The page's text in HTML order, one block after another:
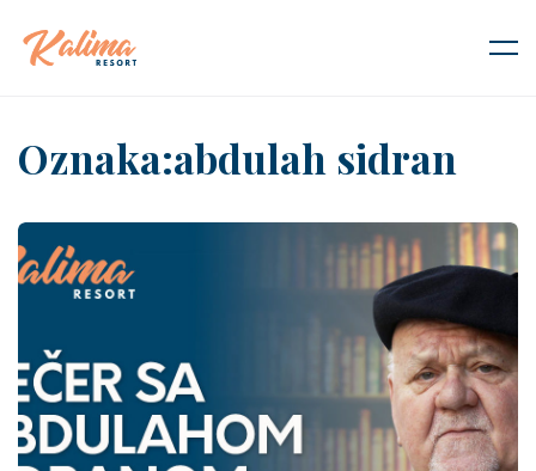
Oznaka:abdulah sidran